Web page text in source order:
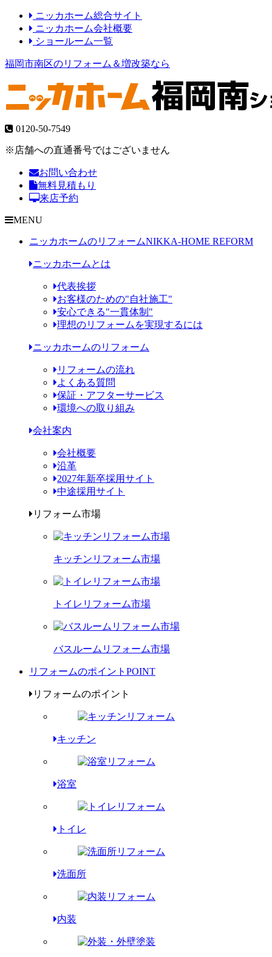
ニッカホーム総合サイト
ニッカホーム会社概要
ショールーム一覧
福岡市南区のリフォーム＆増改築なら
0120-50-7549
※店舗への直通番号ではございません
お問い合わせ
無料見積もり
来店予約
MENU
ニッカホームのリフォームNIKKA-HOME REFORM
ニッカホームとは
代表挨拶
お客様のための"自社施工"
安心できる"一貫体制"
理想のリフォームを実現するには
ニッカホームのリフォーム
リフォームの流れ
よくある質問
保証・アフターサービス
環境への取り組み
会社案内
会社概要
沿革
2027年新卒採用サイト
中途採用サイト
リフォーム市場
キッチンリフォーム市場
トイレリフォーム市場
バスルームリフォーム市場
リフォームのポイント POINT
リフォームのポイント
キッチン
浴室
トイレ
洗面所
内装